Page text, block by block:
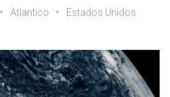
Atlantico
Estados Unidos